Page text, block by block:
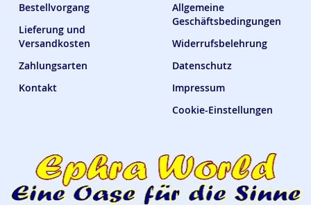
Bestellvorgang
Lieferung und
Versandkosten
Zahlungsarten
Kontakt
Allgemeine
Geschäftsbedingungen
Widerrufsbelehrung
Datenschutz
Impressum
Cookie-Einstellungen